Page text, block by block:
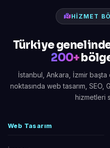
HIZMET
Türkiye
200+
İstanbul, Ankara, İzmir
noktasında web tasarım,
hizmetleri
Web Tasarım